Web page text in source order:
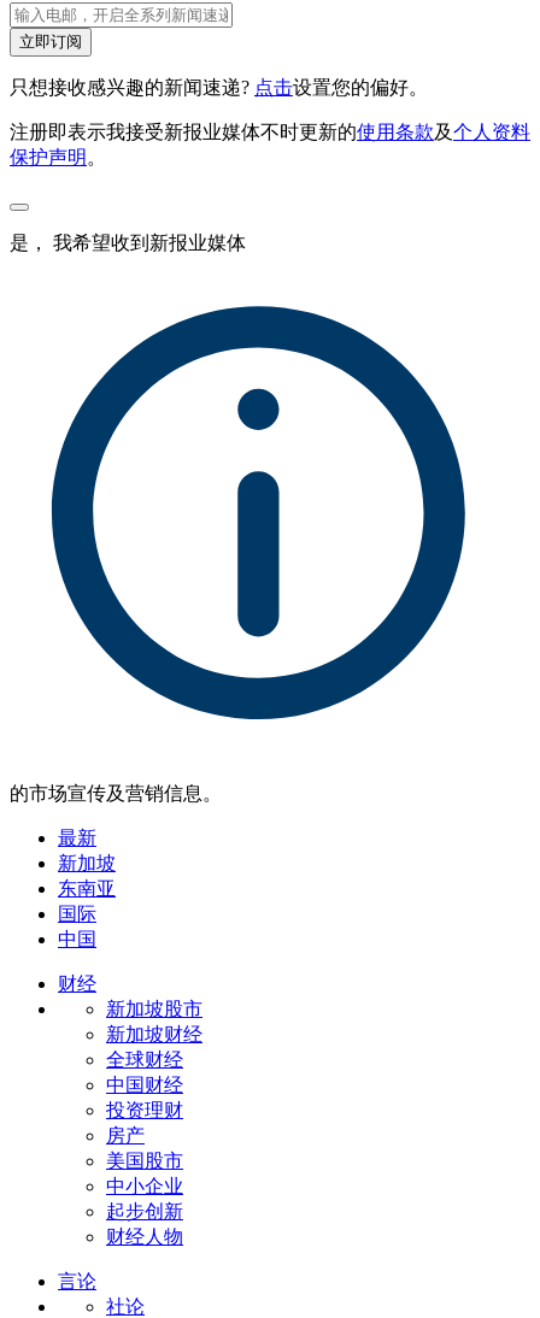
立即订阅
只想接收感兴趣的新闻速递? 点击设置您的偏好。
注册即表示我接受新报业媒体不时更新的使用条款及个人资料
保护声明 。
是， 我希望收到新报业媒体
的市场宣传及营销信息。
最新
新加坡
东南亚
国际
中国
财经
新加坡股市
新加坡财经
全球财经
中国财经
投资理财
房产
美国股市
中小企业
起步创新
财经人物
言论
社论